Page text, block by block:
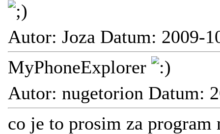
Autor: Joza Datum: 2009-
MyPhoneExplorer
Autor: nugetorion Datum:
co je to prosim za program